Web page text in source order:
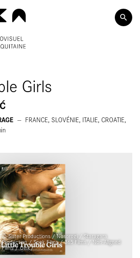
CONTENU PRINCIPAL
Girls
FRANCE, SLOVÉNIE, ITALIE, CROATIE,
© Sister Productions / Nosorogi / Staragara
Production / Spok Films / 365 Films / Non-Aligned
Films / Oink/